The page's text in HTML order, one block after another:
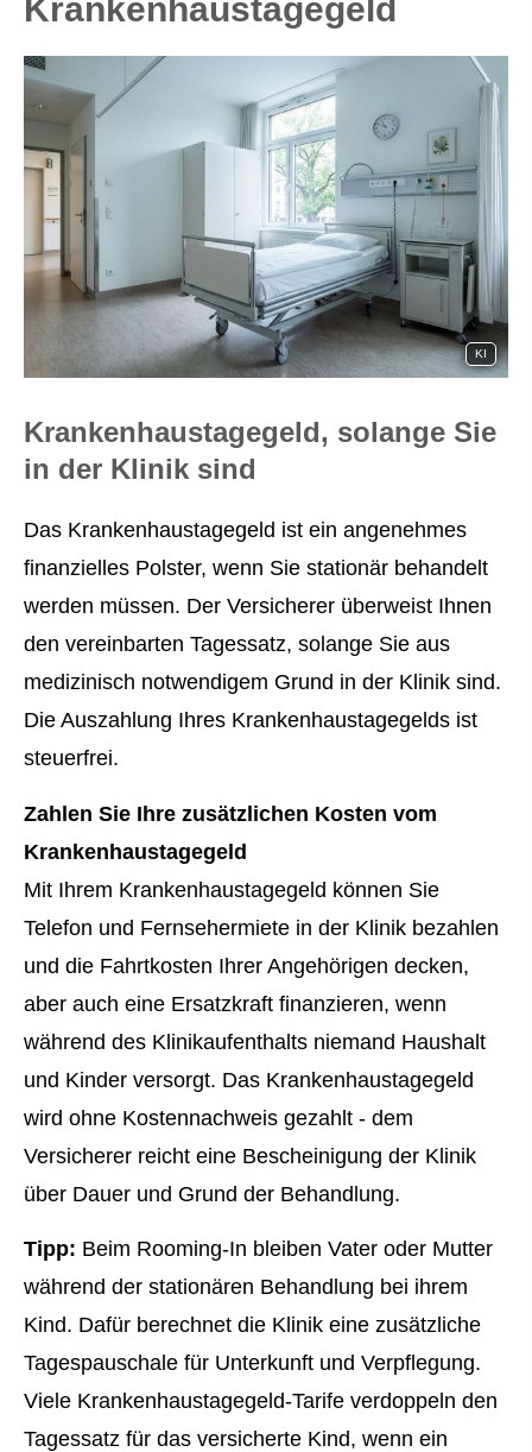
Krankenhaustagegeld
KI
Krankenhaustagegeld, solange Sie
in der Klinik sind
Das Krankenhaustagegeld ist ein angenehmes
finanzielles Polster, wenn Sie stationär behandelt
werden müssen. Der Versicherer überweist Ihnen
den vereinbarten Tagessatz, solange Sie aus
medizinisch notwendigem Grund in der Klinik sind.
Die Auszahlung Ihres Krankenhaustagegelds ist
steuerfrei.
Zahlen Sie Ihre zusätzlichen Kosten vom
Krankenhaustagegeld
Mit Ihrem Krankenhaustagegeld können Sie
Telefon und Fernsehermiete in der Klinik bezahlen
und die Fahrtkosten Ihrer Angehörigen decken,
aber auch eine Ersatzkraft finanzieren, wenn
während des Klinikaufenthalts niemand Haushalt
und Kinder versorgt. Das Krankenhaustagegeld
wird ohne Kostennachweis gezahlt - dem
Versicherer reicht eine Bescheinigung der Klinik
über Dauer und Grund der Behandlung.
Tipp: Beim Rooming-In bleiben Vater oder Mutter
während der stationären Behandlung bei ihrem
Kind. Dafür berechnet die Klinik eine zusätzliche
Tagespauschale für Unterkunft und Verpflegung.
Viele Krankenhaustagegeld-Tarife verdoppeln den
Tagessatz für das versicherte Kind, wenn ein